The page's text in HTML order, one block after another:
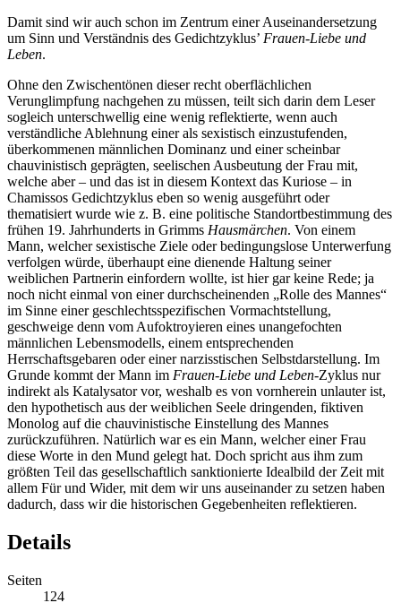
Damit sind wir auch schon im Zentrum einer Auseinandersetzung
um Sinn und Verständnis des Gedichtzyklus’
Ohne den Zwischentönen dieser recht oberflächlichen
Verunglimpfung nachgehen zu müssen, teilt sich darin dem Leser
sogleich unterschwellig eine wenig reflektierte, wenn auch
verständliche Ablehnung einer als sexistisch einzustufenden,
überkommenen männlichen Dominanz und einer scheinbar
chauvinistisch geprägten, seelischen Ausbeutung der Frau mit,
welche aber – und das ist in diesem Kontext das Kuriose – in
Chamissos Gedichtzyklus eben so wenig ausgeführt oder
thematisiert wurde wie z. B. eine politische Standortbestimmung des
frühen 19. Jahrhunderts in GrimmsHausmärchen. Von einem
Mann, welcher sexistische Ziele oder bedingungslose Unterwerfung
verfolgen würde, überhaupt eine dienende Haltung seiner
weiblichen Partnerin einfordern wollte, ist hier gar keine Rede; ja
noch nicht einmal von einer durchscheinenden „Rolle des Mannes“
im Sinne einer geschlechtsspezifischen Vormachtstellung,
geschweige denn vom Aufoktroyieren eines unangefochten
männlichen Lebensmodells, einem entsprechenden
Herrschaftsgebaren oder einer narzisstischen Selbstdarstellung. Im
Grunde kommt der Mann imFrauen-Liebe und Leben-Zyklus nur
indirekt als Katalysator vor, weshalb es von vornherein unlauter ist,
den hypothetisch aus der weiblichen Seele dringenden, fiktiven
Monolog auf die chauvinistische Einstellung des Mannes
zurückzuführen. Natürlich war es ein Mann, welcher einer Frau
diese Worte in den Mund gelegt hat. Doch spricht aus ihm zum
größten Teil das gesellschaftlich sanktionierte Idealbild der Zeit mit
allem Für und Wider, mit dem wir uns auseinander zu setzen haben